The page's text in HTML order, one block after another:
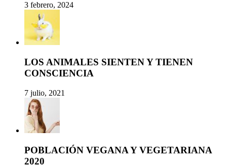
3 febrero, 2024
LOS ANIMALES SIENTEN Y TIENEN
CONSCIENCIA
7 julio, 2021
POBLACIÓN VEGANA Y VEGETARIANA
2020